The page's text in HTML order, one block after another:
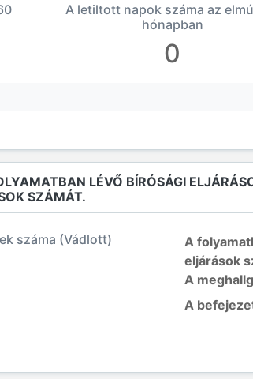
A letiltott napok száma az
hónapban
0
LÉVŐ BÍRÓSÁGI
SZÁMÁT.
száma (Vádlott)
A
eljárások
A
A